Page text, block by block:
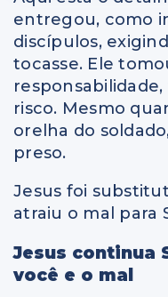
entregou, como
discípulos,
tocasse. Ele
risco. Mesmo
orelha do
preso.
Jesus foi
atraiu o mal para
Jesus continua
você e o mal